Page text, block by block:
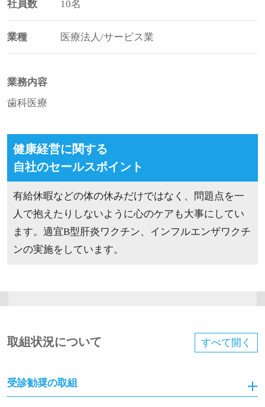
社員数 10名
業種 医療法人/サービス業
業務内容
歯科医療
健康経営に関する
自社のセールスポイント
有給休暇などの体の休みだけではなく、問題点を一
人で抱えたりしないように心のケアも大事にしてい
ます。適宜B型肝炎ワクチン、インフルエンザワクチ
ンの実施をしています。
すべて 開く
取組状況について
受診勧奨の取組